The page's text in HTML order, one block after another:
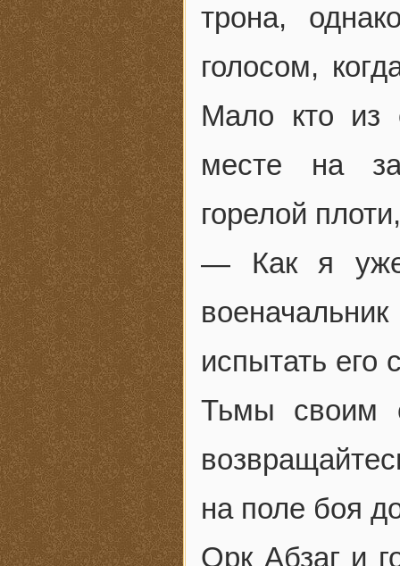
трона,
голосом,
Мало кто из
месте на
горелой
— Как я уже
испытать
Тьмы своим
на поле боя
Орк Абзаг и